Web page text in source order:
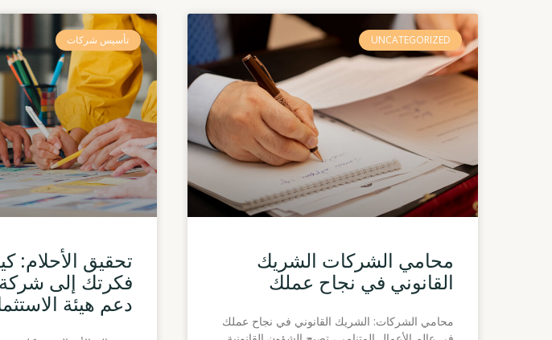
UNCATEGORIZED
محامي الشركات الشريك
القانوني في نجاح عملك
محامي الشركات: الشريك القانوني في نجاح عملك
تأسيس شركات
تحقيق الأحلام:
فكرتك إلى
دعم هيئة